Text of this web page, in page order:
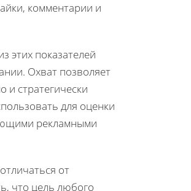
комментарии и
этих показателей
Охват позволяет
и стратегически
для оценки
рекламными
от
что цель любого